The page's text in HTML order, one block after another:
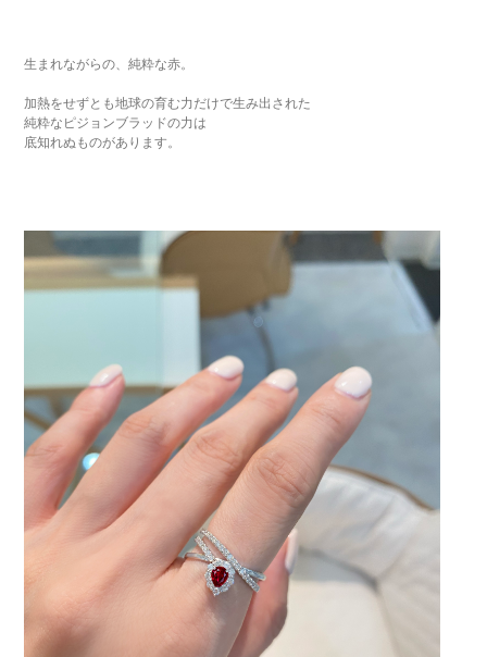
生まれながらの、純粋な赤。
加熱をせずとも地球の育む力だけで生み出された
純粋なピジョンブラッドの力は
底知れぬものがあります。